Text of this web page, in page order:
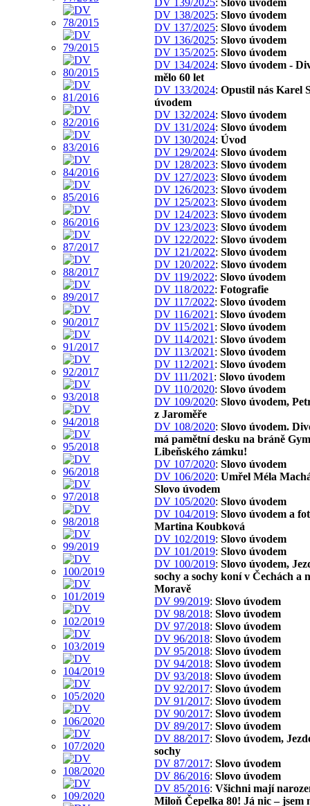
DV 138/2025: Slovo úvodem
DV 137/2025: Slovo úvodem
DV 136/2025: Slovo úvodem
DV 135/2025: Slovo úvodem
DV 134/2024: Slovo úvodem -
mělo 60 let
DV 133/2024: Opustil nás Karel
úvodem
DV 132/2024: Slovo úvodem
DV 131/2024: Slovo úvodem
DV 130/2024: Úvod
DV 129/2024: Slovo úvodem
DV 128/2023: Slovo úvodem
DV 127/2023: Slovo úvodem
DV 126/2023: Slovo úvodem
DV 125/2023: Slovo úvodem
DV 124/2023: Slovo úvodem
DV 123/2023: Slovo úvodem
DV 122/2022: Slovo úvodem
DV 121/2022: Slovo úvodem
DV 120/2022: Slovo úvodem
DV 119/2022: Slovo úvodem
DV 118/2022: Fotografie
DV 117/2022: Slovo úvodem
DV 116/2021 : Slovo úvodem
DV 115/2021 : Slovo úvodem
DV 114/2021 : Slovo úvodem
DV 113/2021 : Slovo úvodem
DV 112/2021 : Slovo úvodem
DV 111/2021 : Slovo úvodem
DV 110/2020: Slovo úvodem
DV 109/2020: Slovo úvodem,
z Jaroměře
DV 108/2020: Slovo úvodem.
má pamětní desku na bráně
Libeňského zámku!
DV 107/2020: Slovo úvodem
DV 106/2020: Umřel Méla
Slovo úvodem
DV 105/2020: Slovo úvodem
DV 104/2019: Slovo úvodem a
Martina Koubková
DV 102/2019: Slovo úvodem
DV 101/2019: Slovo úvodem
DV 100/2019: Slovo úvodem,
sochy a sochy koní v Čechách a
Moravě
DV 99/2019: Slovo úvodem
DV 98/2018: Slovo úvodem
DV 97/2018: Slovo úvodem
DV 96/2018: Slovo úvodem
DV 95/2018: Slovo úvodem
DV 94/2018: Slovo úvodem
DV 93/2018: Slovo úvodem
DV 92/2017: Slovo úvodem
DV 91/2017: Slovo úvodem
DV 90/2017: Slovo úvodem
DV 89/2017: Slovo úvodem
DV 88/2017: Slovo úvodem,
sochy
DV 87/2017: Slovo úvodem
DV 86/2016: Slovo úvodem
DV 85/2016: Všichni mají
Miloň Čepelka 80! Já nic – jsem